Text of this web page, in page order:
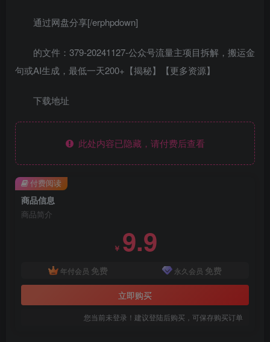
通过网盘分享[/erphpdown]
的文件：379-20241127-公众号流量主项目拆解，搬运金
句或AI生成，最低一天200+【揭秘】【更多资源】
下载地址
此处内容已隐藏，请付费后查看
商品信息
商品简介
￥ 9.9
年付会员 免费 永久会员 免费
立即购买
您当前未登录！建议登陆后购买，可保存购买订单
付费阅读